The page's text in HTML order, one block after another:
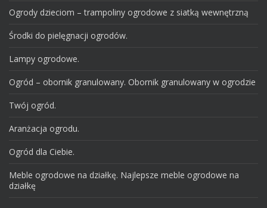
Ogrody dzieciom – trampoliny ogrodowe z siatką wewnętrzną
Środki do pielęgnacji ogrodów.
Lampy ogrodowe.
Ogród – obornik granulowany. Obornik granulowany w ogrodzie
Twój ogród.
Aranżacja ogrodu.
Ogród dla Ciebie.
Meble ogrodowe na działkę. Najlepsze meble ogrodowe na
działkę